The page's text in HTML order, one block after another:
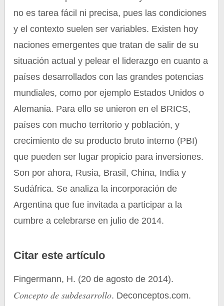
no es tarea fácil ni precisa, pues las condiciones
y el contexto suelen ser variables. Existen hoy
naciones emergentes que tratan de salir de su
situación actual y pelear el liderazgo en cuanto a
países desarrollados con las grandes potencias
mundiales, como por ejemplo Estados Unidos o
Alemania. Para ello se unieron en el BRICS,
países con mucho territorio y población, y
crecimiento de su producto bruto interno (PBI)
que pueden ser lugar propicio para inversiones.
Son por ahora, Rusia, Brasil, China, India y
Sudáfrica. Se analiza la incorporación de
Argentina que fue invitada a participar a la
cumbre a celebrarse en julio de 2014.
Citar este artículo
Fingermann, H. (20 de agosto de 2014).
Concepto de subdesarrollo. Deconceptos.com.